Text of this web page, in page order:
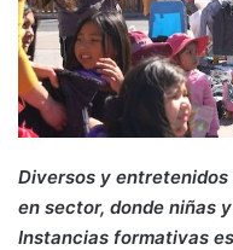
Diversos y
en sector, donde niñas
Instancias formativas